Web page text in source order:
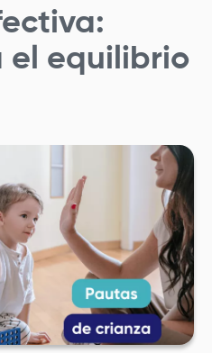
el equilibrio